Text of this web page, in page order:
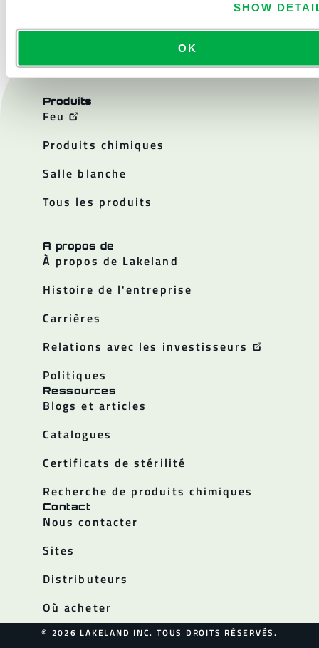
SHOW
OK
Produits
Feu
Produits chimiques
Salle blanche
Tous les produits
A propos de
À propos de Lakeland
Histoire de l'entreprise
Carrières
Relations avec les investisseurs
Politiques
Ressources
Blogs et articles
Catalogues
Certificats de stérilité
Recherche de produits chimiques
Contact
Nous contacter
Sites
Distributeurs
Où acheter
© 2026 LAKELAND INC. TOUS DROITS RÉSERVÉS.